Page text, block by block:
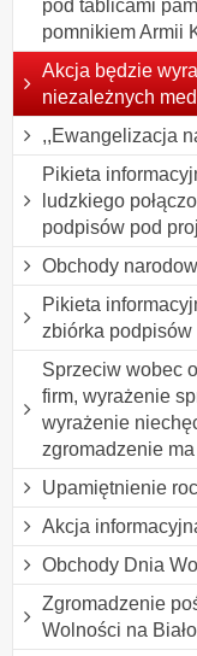
pod tablicami
pomnikiem Armii
Akcja będzie
niezależnych
,,Ewangelizacja
Pikieta
ludzkiego
podpisów pod
Obchody
Pikieta
zbiórka podpisów
Sprzeciw wobec
firm, wyrażenie
wyrażenie
zgromadzenie
Upamiętnienie
Akcja
Obchody Dnia
Zgromadzenie
Wolności na